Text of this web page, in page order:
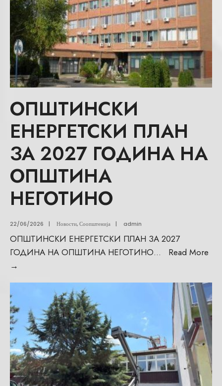
ОПШТИНСКИ
ЕНЕРГЕТСКИ ПЛАН
ЗА 2027 ГОДИНА НА
ОПШТИНА
НЕГОТИНО
22/06/2026 | Новости,Соопштенија | admin
ОПШТИНСКИ ЕНЕРГЕТСКИ ПЛАН ЗА 2027
ГОДИНА НА ОПШТИНА НЕГОТИНО...
Read More
→